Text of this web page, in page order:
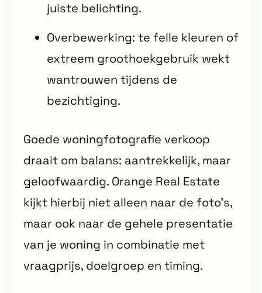
juiste belichting.
Overbewerking: te felle kleuren of
extreem groothoekgebruik wekt
wantrouwen tijdens de
bezichtiging.
Goede woningfotografie verkoop
draait om balans: aantrekkelijk, maar
geloofwaardig. Orange Real Estate
kijkt hierbij niet alleen naar de foto’s,
maar ook naar de gehele presentatie
van je woning in combinatie met
vraagprijs, doelgroep en timing.